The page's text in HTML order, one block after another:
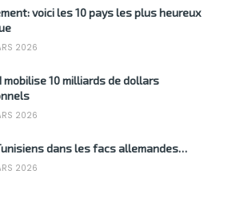
voici les 10 pays les plus heureux
2026
mobilise 10 milliards de dollars
2026
dans les facs allemandes…
2026